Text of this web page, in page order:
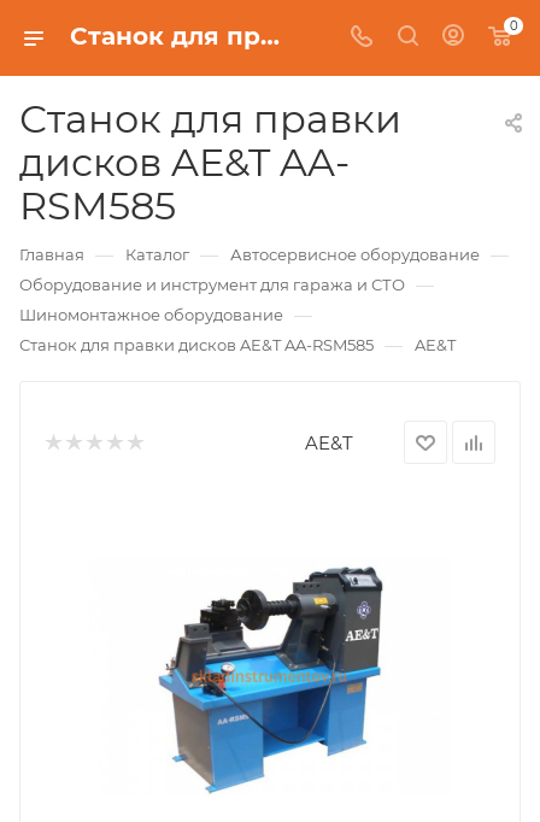
Станок для правки дисков AE&T AA-RSM585 0
Станок для правки
дисков AE&T AA-
RSM585
Главная — Каталог — Автосервисное оборудование —
Оборудование и инструмент для гаража и СТО —
Шиномонтажное оборудование —
Станок для правки дисков AE&T AA-RSM585 — AE&T
AE&T